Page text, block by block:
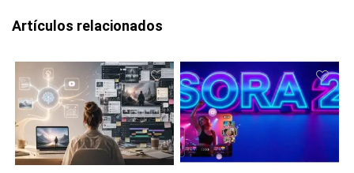
Artículos relacionados